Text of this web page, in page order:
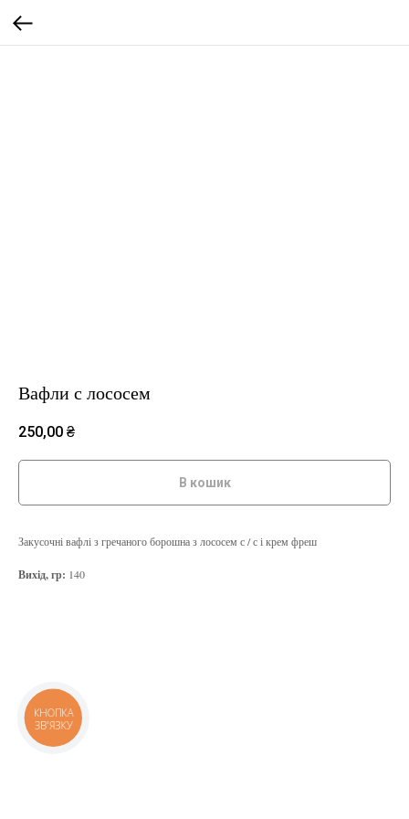
Вафли с лососем
250,00 ₴
В кошик
Закусочні вафлі з гречаного борошна з лососем с / с і крем фреш
Вихід, гр: 140
КНОПКА
ЗВ'ЯЗКУ